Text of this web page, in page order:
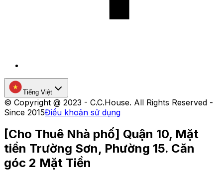
Tiếng Việt
© Copyright @ 2023 - C.C.House. All Rights Reserved -
Since 2015Điều khoản sử dụng
[Cho Thuê Nhà phố] Quận 10, Mặt
tiền Trường Sơn, Phường 15. Căn
góc 2 Mặt Tiền